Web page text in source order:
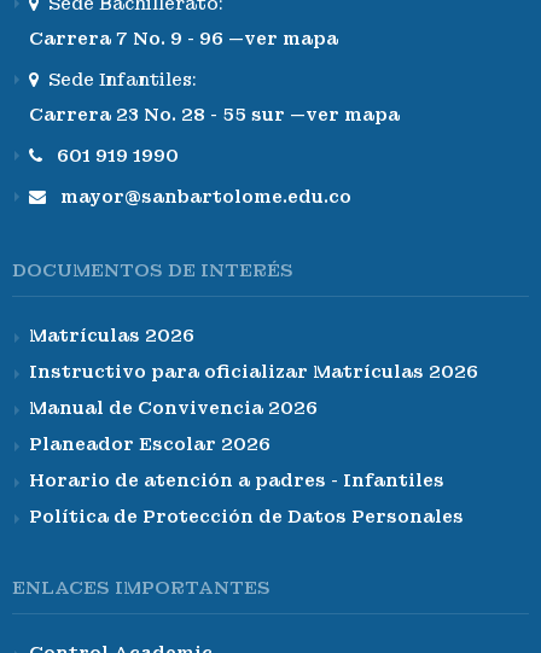
Carrera 7 No. 9 - 96 —ver mapa
Sede Infantiles:
Carrera 23 No. 28 - 55 sur —ver mapa
601 919 1990
mayor@sanbartolome.edu.co
DOCUMENTOS DE INTERÉS
Matrículas 2026
Instructivo para oficializar Matrículas 2026
Manual de Convivencia 2026
Planeador Escolar 2026
Horario de atención a padres - Infantiles
Política de Protección de Datos Personales
ENLACES IMPORTANTES